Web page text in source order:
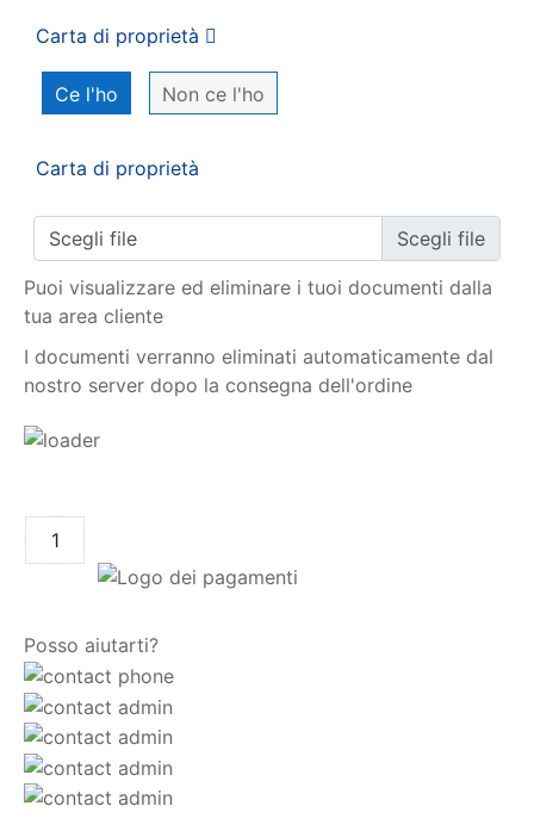
Carta di proprietà
Ce l'ho Non ce l'ho
Carta di proprietà
Scegli file
Puoi visualizzare ed eliminare i tuoi documenti dalla
tua area cliente
I documenti verranno eliminati automaticamente dal
nostro server dopo la consegna dell'ordine
Posso aiutarti?